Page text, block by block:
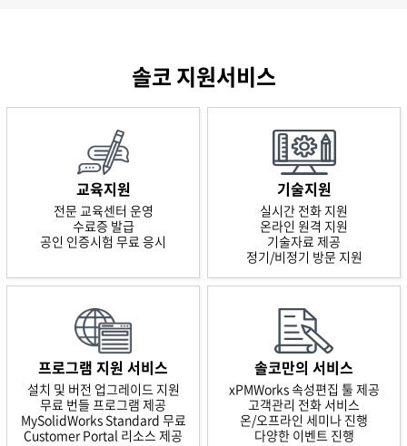
솔코 지원서비스
교육지원
전문 교육센터 운영
수료증 발급
공인 인증시험 무료 응시
기술지원
실시간 전화 지원
온라인 원격 지원
기술자료 제공
정기/비정기 방문 지원
프로그램 지원 서비스
설치 및 버전 업그레이드 지원
무료 번들 프로그램 제공
MySolidWorks Standard 무료
Customer Portal 리소스 제공
솔코만의 서비스
xPMWorks 속성편집 툴 제공
고객관리 전화 서비스
온/오프라인 세미나 진행
다양한 이벤트 진행